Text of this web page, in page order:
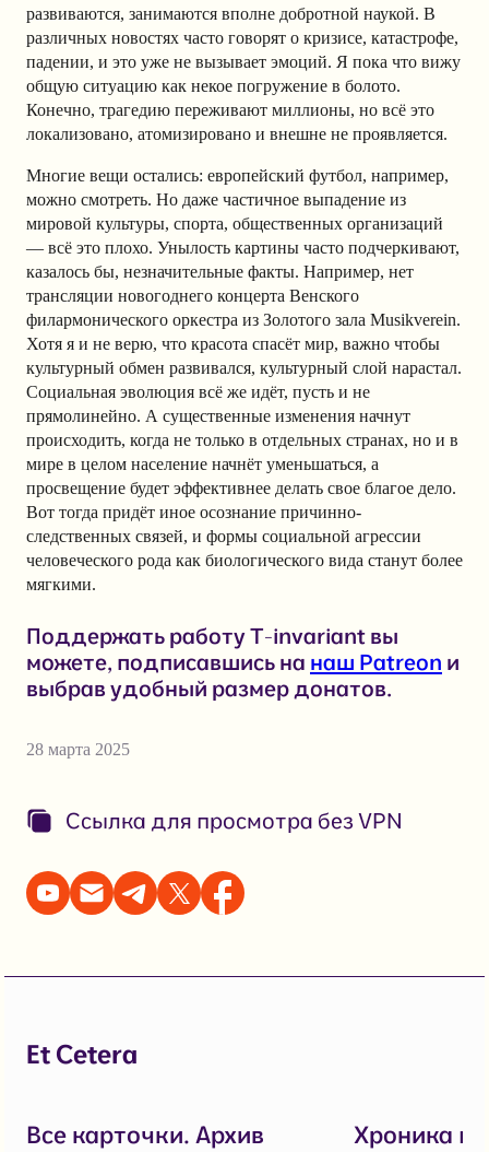
развиваются, занимаются вполне добротной наукой. В
различных новостях часто говорят о кризисе, катастрофе,
падении, и это уже не вызывает эмоций. Я пока что вижу
общую ситуацию как некое погружение в болото.
Конечно, трагедию переживают миллионы, но всё это
локализовано, атомизировано и внешне не проявляется.
Многие вещи остались: европейский футбол, например,
можно смотреть. Но даже частичное выпадение из
мировой культуры, спорта, общественных организаций
— всё это плохо. Унылость картины часто подчеркивают,
казалось бы, незначительные факты. Например, нет
трансляции новогоднего концерта Венского
филармонического оркестра из Золотого зала Musikverein.
Хотя я и не верю, что красота спасёт мир, важно чтобы
культурный обмен развивался, культурный слой нарастал.
Социальная эволюция всё же идёт, пусть и не
прямолинейно. А существенные изменения начнут
происходить, когда не только в отдельных странах, но и в
мире в целом население начнёт уменьшаться, а
просвещение будет эффективнее делать свое благое дело.
Вот тогда придёт иное осознание причинно-
следственных связей, и формы социальной агрессии
человеческого рода как биологического вида станут более
мягкими.
Поддержать работу T-invariant вы
можете, подписавшись на наш Patreon и
выбрав удобный размер донатов.
28 марта 2025
Ссылка для просмотра без VPN
Et Cetera
Все карточки. Архив
Хроника